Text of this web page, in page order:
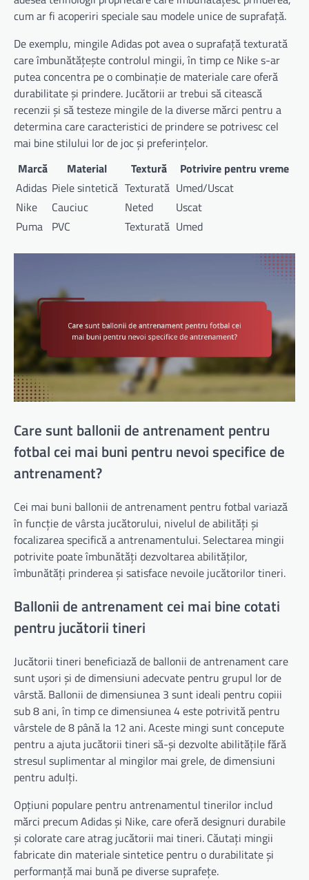
cum ar fi acoperiri speciale sau modele unice de suprafață.
De exemplu, mingile Adidas pot avea o suprafață texturată
care îmbunătățește controlul mingii, în timp ce Nike s-ar
putea concentra pe o combinație de materiale care oferă
durabilitate și prindere. Jucătorii ar trebui să citească
recenzii și să testeze mingile de la diverse mărci pentru a
determina care caracteristici de prindere se potrivesc cel
mai bine stilului lor de joc și preferințelor.
Marcă
Material Textură
Potrivire pentru vreme
Adidas Piele sintetică Texturată Umed/Uscat
Nike
Cauciuc Neted
Uscat
Puma PVC Texturată Umed
Care sunt ballonii de antrenament pentru
fotbal cei mai buni pentru nevoi specifice de
antrenament?
Cei mai buni ballonii de antrenament pentru fotbal variază
în funcție de vârsta jucătorului, nivelul de abilități și
focalizarea specifică a antrenamentului. Selectarea mingii
potrivite poate îmbunătăți dezvoltarea abilităților,
îmbunătăți prinderea și satisface nevoile jucătorilor tineri.
Ballonii de antrenament cei mai bine cotati
pentru jucătorii tineri
Jucătorii tineri beneficiază de ballonii de antrenament care
sunt ușori și de dimensiuni adecvate pentru grupul lor de
vârstă. Ballonii de dimensiunea 3 sunt ideali pentru copiii
sub 8 ani, în timp ce dimensiunea 4 este potrivită pentru
vârstele de 8 până la 12 ani. Aceste mingi sunt concepute
pentru a ajuta jucătorii tineri să-și dezvolte abilitățile fără
stresul suplimentar al mingilor mai grele, de dimensiuni
pentru adulți.
Opțiuni populare pentru antrenamentul tinerilor includ
mărci precum Adidas și Nike, care oferă designuri durabile
și colorate care atrag jucătorii mai tineri. Căutați mingii
fabricate din materiale sintetice pentru o durabilitate și
performanță mai bună pe diverse suprafețe.